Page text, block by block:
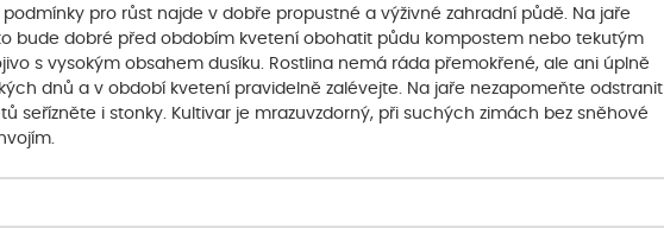
pro růst najde v dobře propustné a výživné zahradní půdě. Na jaře
bude dobré před obdobím kvetení obohatit půdu kompostem nebo tekutým
s vysokým obsahem dusíku. Rostlina nemá ráda přemokřené, ale ani úplně
dnů a v období kvetení pravidelně zalévejte. Na jaře nezapomeňte odstranit
seřízněte i stonky. Kultivar je mrazuvzdorný, při suchých zimách bez sněhové